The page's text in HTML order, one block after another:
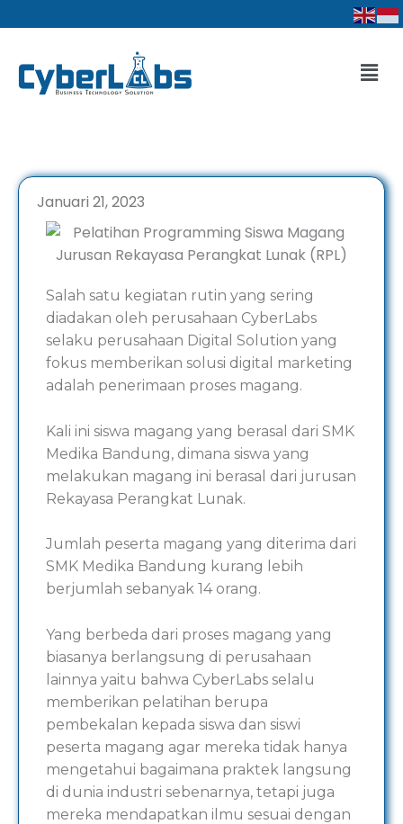
ke
Januari 21, 2023
Salah satu kegiatan rutin yang sering
diadakan oleh perusahaan CyberLabs
selaku perusahaan Digital Solution yang
fokus memberikan solusi digital marketing
adalah penerimaan proses magang.
Kali ini siswa magang yang berasal dari SMK
Medika Bandung, dimana siswa yang
melakukan magang ini berasal dari jurusan
Rekayasa Perangkat Lunak.
Jumlah peserta magang yang diterima dari
SMK Medika Bandung kurang lebih
berjumlah sebanyak 14 orang.
Yang berbeda dari proses magang yang
biasanya berlangsung di perusahaan
lainnya yaitu bahwa CyberLabs selalu
memberikan pelatihan berupa
pembekalan kepada siswa dan siswi
peserta magang agar mereka tidak hanya
mengetahui bagaimana praktek langsung
di dunia industri sebenarnya, tetapi juga
mereka mendapatkan ilmu sesuai dengan